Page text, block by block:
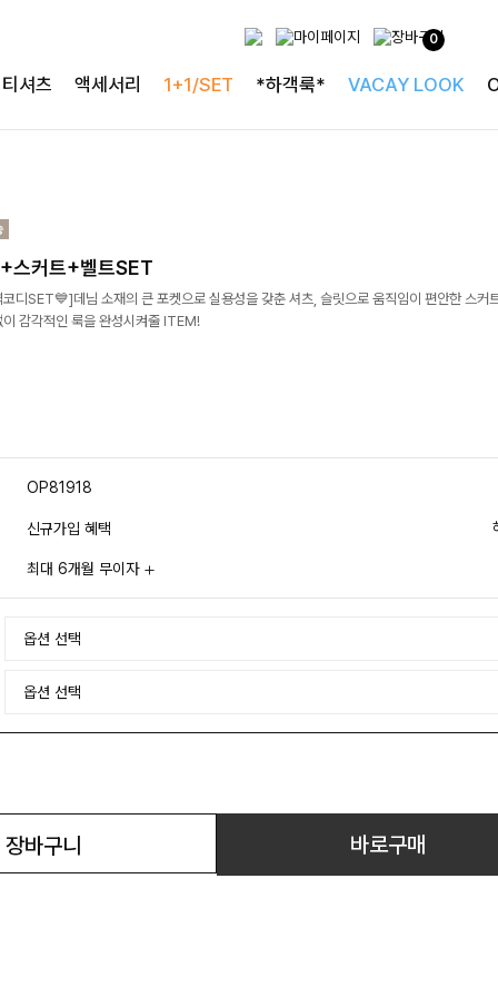
0
티셔츠 액세서리 1+1/SET *하객룩* VACAY LOOK
스커트+벨트SET
디SET💙]데님 소재의 큰 포켓으로 실용성을 갖춘 셔츠, 슬릿으로 움직임이 편안한 스커
감각적인 룩을 완성시켜줄 ITEM!
OP81918
신규가입 혜택
최대 6개월 무이자
장바구니 바로구매